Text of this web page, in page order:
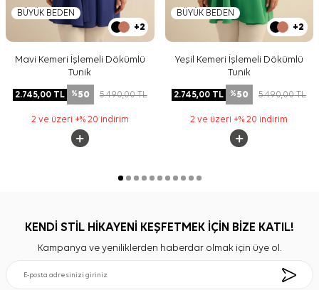
BÜYÜK BEDEN
+2
Mavi Kemeri İşlemeli Dökümlü
Tunik
2.745,00TL %50 5.490,00TL
2 ve üzeri +% 20 indirim
BÜYÜK BEDEN
+2
Yeşil Kemeri İşlemeli Dökümlü
Tunik
2.745,00 TL %50 5.490,00TL
2 ve üzeri +% 20 indirim
KENDİ STİL HİKAYENİ KEŞFETMEK İÇİN BİZE KATIL!
Kampanya ve yeniliklerden haberdar olmak için üye ol.